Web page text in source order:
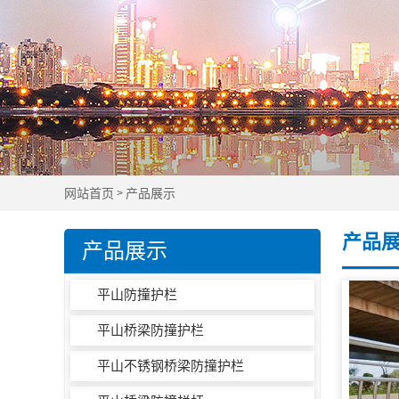
网站首页 > 产品展示
产品展示
平山防撞护栏
平山桥梁防撞护栏
平山不锈钢桥梁防撞护栏
产品